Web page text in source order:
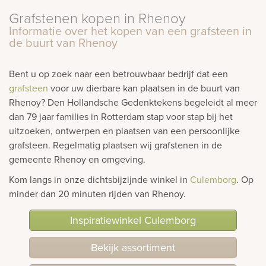
Grafstenen kopen in Rhenoy
Informatie over het kopen van een grafsteen in
de buurt van Rhenoy
Bent u op zoek naar een betrouwbaar bedrijf dat een
grafsteen voor uw dierbare kan plaatsen in de buurt van
Rhenoy? Den Hollandsche Gedenktekens begeleidt al meer
dan 79 jaar families in Rotterdam stap voor stap bij het
uitzoeken, ontwerpen en plaatsen van een persoonlijke
grafsteen. Regelmatig plaatsen wij grafstenen in de
gemeente Rhenoy en omgeving.
Kom langs in onze dichtsbijzijnde winkel in Culemborg. Op
minder dan 20 minuten rijden van Rhenoy.
Inspiratiewinkel Culemborg
Bekijk assortiment